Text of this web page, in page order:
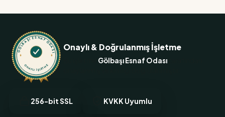
GÖLBAŞI ESNAF ODASI
ONAYLI İŞLETME
Onaylı & Doğrulanmış İşletme
Gölbaşı Esnaf Odası
256-bit SSL KVKK Uyumlu